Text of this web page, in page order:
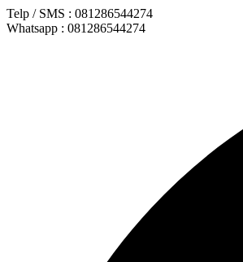
Lewati
ke
Telp / SMS : 081286544274
Whatsapp : 081286544274